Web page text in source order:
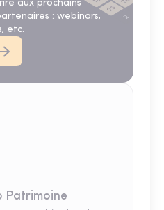
aux prochains
: webinars,
etc.
Patrimoine